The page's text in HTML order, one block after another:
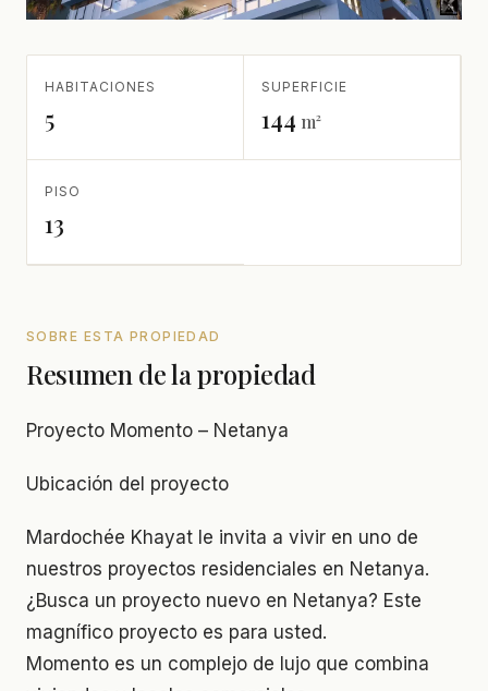
HABITACIONES
5
SUPERFICIE
144 m²
PISO
13
SOBRE ESTA PROPIEDAD
Resumen de la propiedad
Proyecto Momento – Netanya
Ubicación del proyecto
Mardochée Khayat le invita a vivir en uno de
nuestros proyectos residenciales en Netanya.
¿Busca un proyecto nuevo en Netanya? Este
magnífico proyecto es para usted.
Momento es un complejo de lujo que combina